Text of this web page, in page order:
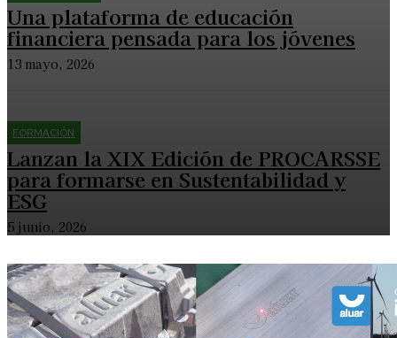
Una plataforma de educación
financiera pensada para los jóvenes
13 mayo, 2026
FORMACIÓN
Lanzan la XIX Edición de PROCARSSE
para formarse en Sustentabilidad y
ESG
5 junio, 2026